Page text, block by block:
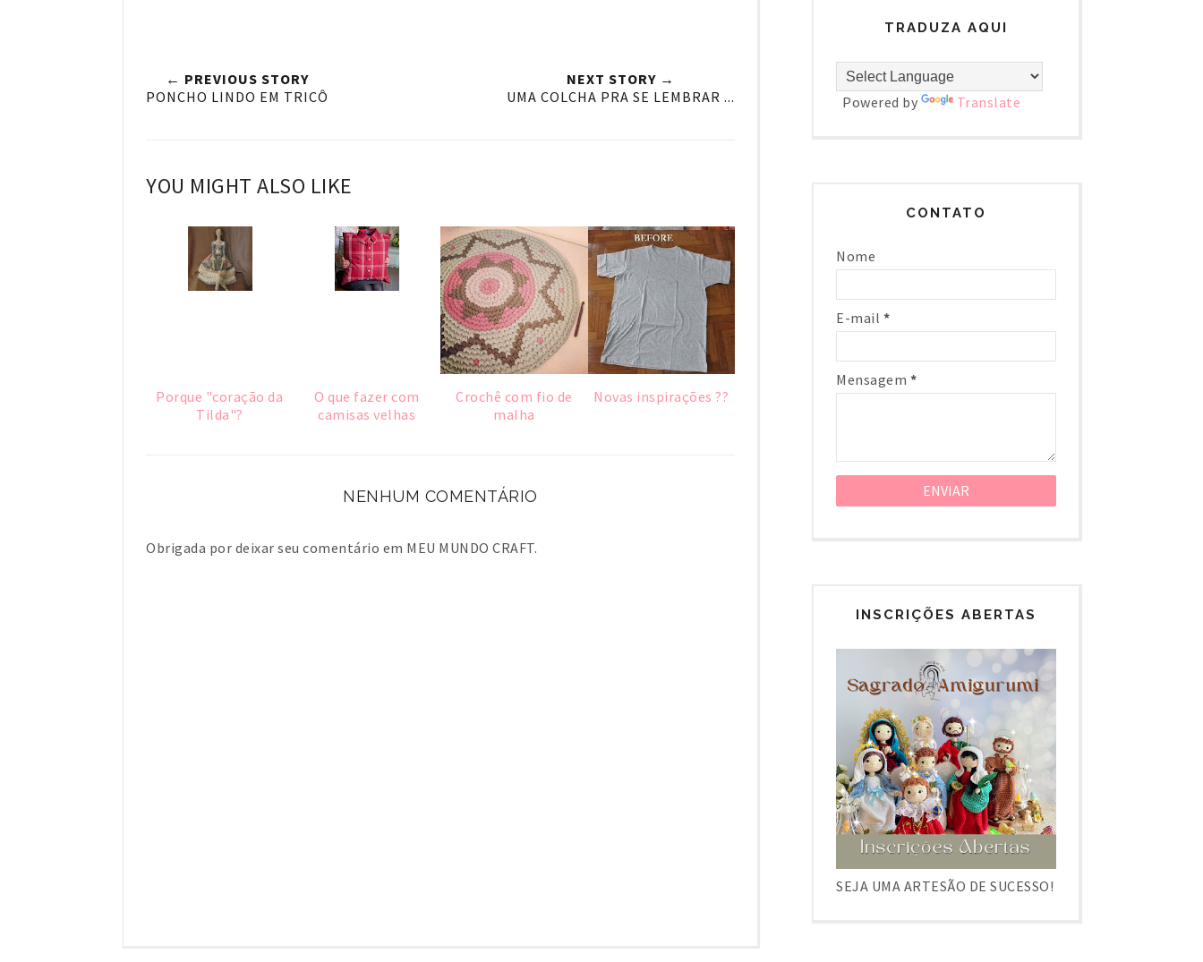
← PREVIOUS STORY
PONCHO LINDO EM TRICÔ
NEXT STORY →
UMA COLCHA PRA SE LEMBRAR ...
YOU MIGHT ALSO LIKE
Porque "coração da
Tilda"?
O que fazer com
camisas velhas
Crochê com fio de
malha
Novas inspirações ??
NENHUM COMENTÁRIO
Obrigada por deixar seu comentário em MEU MUNDO CRAFT.
TRADUZA AQUI
Powered by Translate
CONTATO
Nome
E-mail *
Mensagem *
INSCRIÇÕES ABERTAS
SEJA UMA ARTESÃO DE SUCESSO!